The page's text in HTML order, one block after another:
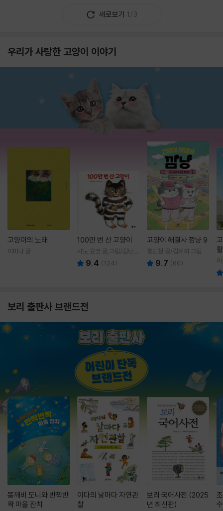
새로보기 1/3
우리가 사랑한 고양이 이야기
고양이의 노래
이미나 글
100만 번 산 고양이
사노 요코 글,그림/김난주
역 9.4 (124)
고양이 해결사 깜냥 9
홍민정 글/김재희 그림
9.7 (60)
보리 출판사 브랜드전
똥깨비 도니와 반짝반
짝 마을 잔치
이다의 날마다 자연관
찰
보리 국어사전 (2025
년 최신판)